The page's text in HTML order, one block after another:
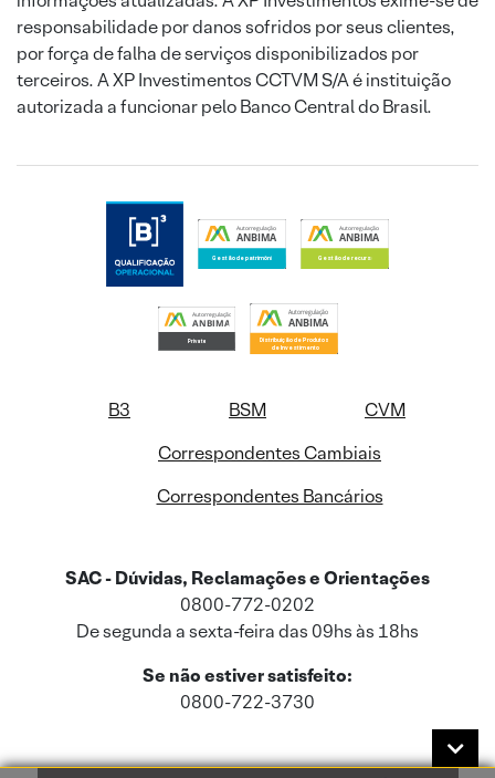
responsabilidade por danos sofridos por seus clientes,
por força de falha de serviços disponibilizados por
terceiros. A XP Investimentos CCTVM S/A é instituição
autorizada a funcionar pelo Banco Central do Brasil.
B3 BSM
CVM
Correspondentes Cambiais
Correspondentes Bancários
SAC - Dúvidas, Reclamações e Orientações
0800-772-0202
De segunda a sexta-feira das 09hs às 18hs
Se não estiver satisfeito:
0800-722-3730